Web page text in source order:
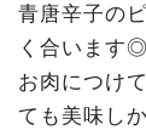
青唐辛子の
く合います◎
お肉につけ
ても美味し